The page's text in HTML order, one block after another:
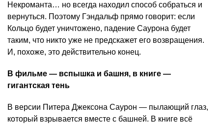
Некроманта… но всегда находил способ собраться и
вернуться. Поэтому Гэндальф прямо говорит: если
Кольцо будет уничтожено, падение Саурона будет
таким, что никто уже не предскажет его возвращения.
И, похоже, это действительно конец.
В фильме — вспышка и башня, в книге —
гигантская тень
В версии Питера Джексона Саурон — пылающий глаз,
который взрывается вместе с башней. В книге всё